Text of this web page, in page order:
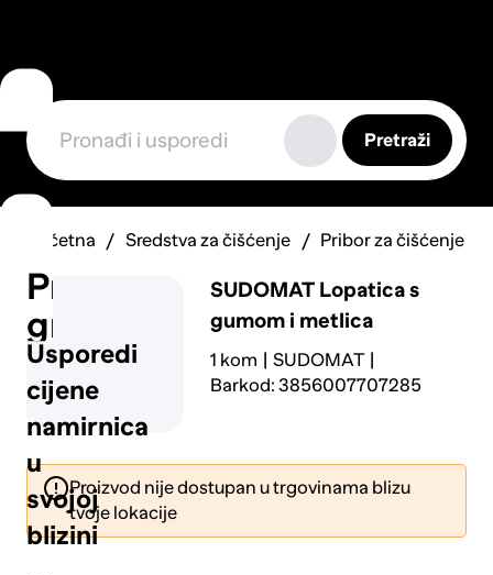
Usporedi
cijene
namirnica
u
svojoj
blizini
Prijavi
grešku
Pretraži
Početna Sredstva za čišćenje Pribor za čišćenje
SUDOMAT Lopatica s
gumom i metlica
1 kom
SUDOMAT
Barkod: 3856007707285
Proizvod nije dostupan u trgovinama blizu
tvoje lokacije